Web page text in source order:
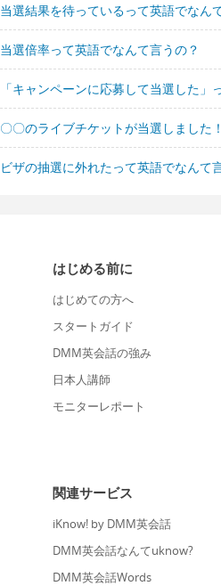
当選結果を待っているって英語でなん
当選倍率って英語でなんて言うの？
「キャンペーンに応募して当選した」
〇〇のライブチケットが当選しました
ビザの抽選に外れたって英語でなんて
はじめる前に
はじめての方へ
スタートガイド
DMM英会話の強み
日本人講師
モニターレポート
関連サービス
iKnow! by DMM英会話
DMM英会話なんてuknow?
DMM英会話Words